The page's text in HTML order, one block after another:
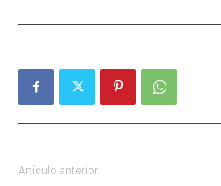
Artículo anterior